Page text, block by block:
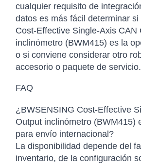
cualquier requisito de
datos es más fácil determinar
Cost-Effective Single-Axis CAN
inclinómetro (BWM415) es la
o si conviene considerar otro
accesorio o paquete de servicio.
FAQ
¿BWSENSING Cost-Effective
Output inclinómetro (BWM415)
para envío internacional?
La disponibilidad depende del
inventario, de la configuración